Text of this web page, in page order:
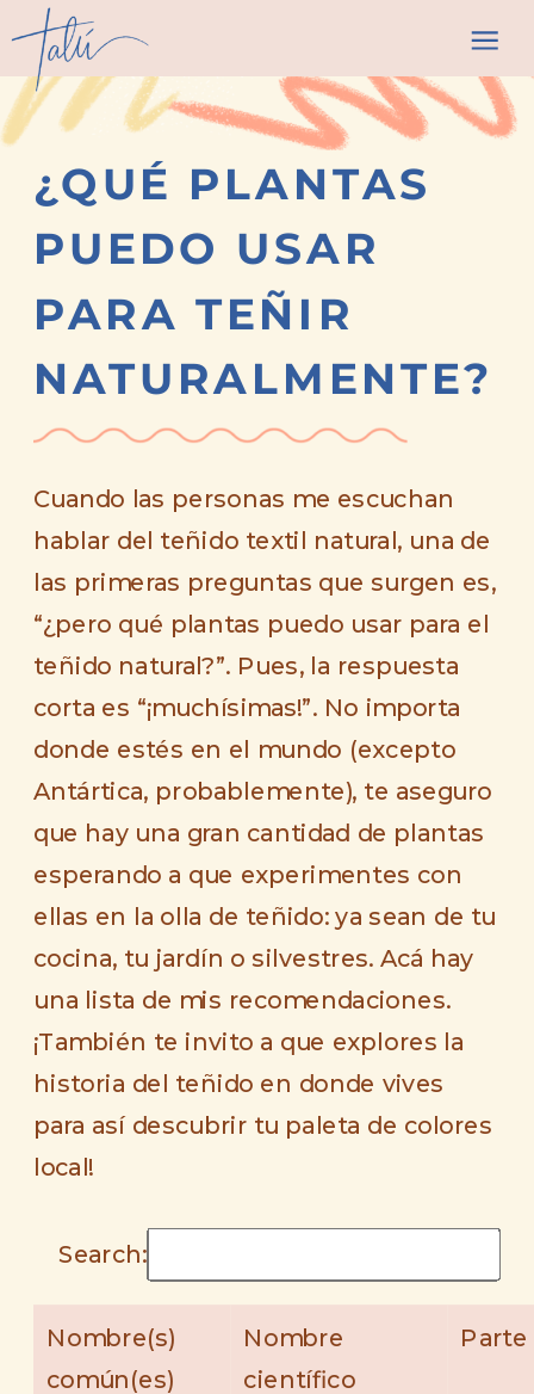
¿QUÉ PLANTAS
PUEDO USAR
PARA TEÑIR
NATURALMENTE?
Cuando las personas me escuchan
hablar del teñido textil natural, una de
las primeras preguntas que surgen es,
“¿pero qué plantas puedo usar para el
teñido natural?”. Pues, la respuesta
corta es “¡muchísimas!”. No importa
donde estés en el mundo (excepto
Antártica, probablemente), te aseguro
que hay una gran cantidad de plantas
esperando a que experimentes con
ellas en la olla de teñido: ya sean de tu
cocina, tu jardín o silvestres. Acá hay
una lista de mis recomendaciones.
¡También te invito a que explores la
historia del teñido en donde vives
para así descubrir tu paleta de colores
local!
Search:
Nombre(s)
común(es)
Nombre
científico
Parte